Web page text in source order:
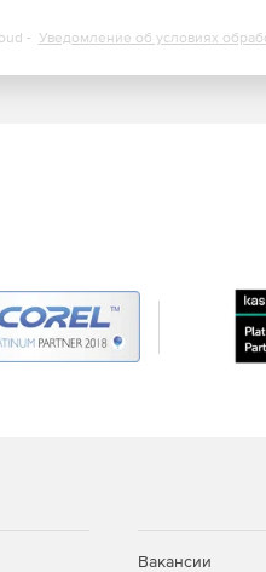
- Уведомление об условиях
Вакансии